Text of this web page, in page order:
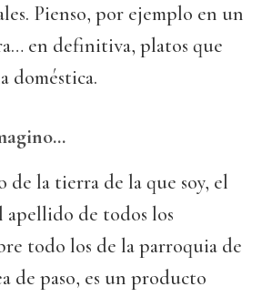
Pienso, por ejemplo en un
en definitiva, platos que
doméstica.
de la tierra de la que soy, el
apellido de todos los
todo los de la parroquia de
de paso, es un producto